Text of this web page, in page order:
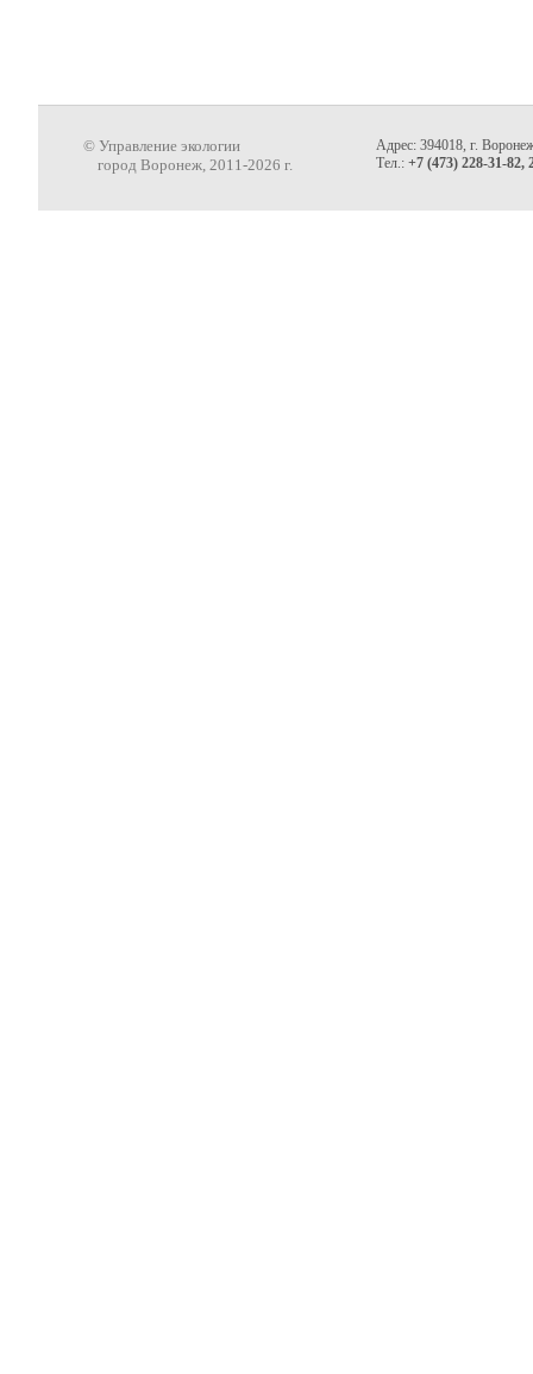
© Управление экологии
город Воронеж, 2011-2026 г.
Адрес: 394018, г.
Тел.: +7 (473) 228-31-82,